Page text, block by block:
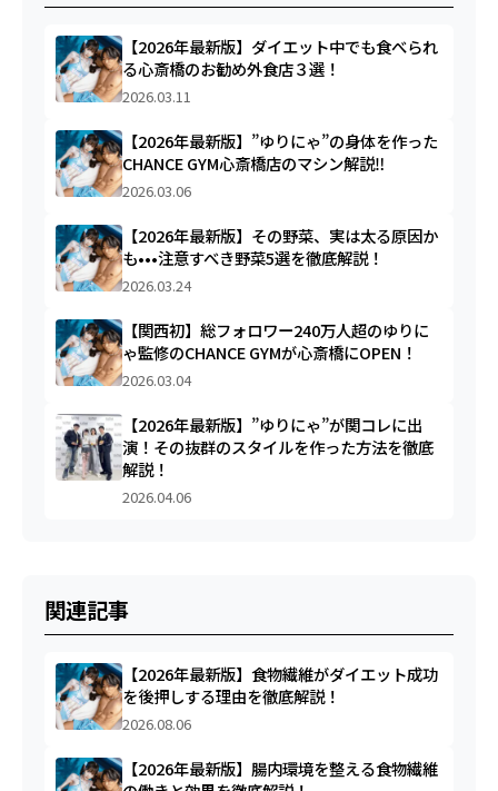
【2026年最新版】ダイエット中でも食べられ
る心斎橋のお勧め外食店３選！
2026.03.11
【2026年最新版】”ゆりにゃ”の身体を作った
CHANCE GYM心斎橋店のマシン解説‼︎
2026.03.06
【2026年最新版】その野菜、実は太る原因か
も•••注意すべき野菜5選を徹底解説！
2026.03.24
【関西初】総フォロワー240万人超のゆりに
ゃ監修のCHANCE GYMが心斎橋にOPEN！
2026.03.04
【2026年最新版】”ゆりにゃ”が関コレに出
演！その抜群のスタイルを作った方法を徹底
解説！
2026.04.06
関連記事
【2026年最新版】食物繊維がダイエット成功
を後押しする理由を徹底解説！
2026.08.06
【2026年最新版】腸内環境を整える食物繊維